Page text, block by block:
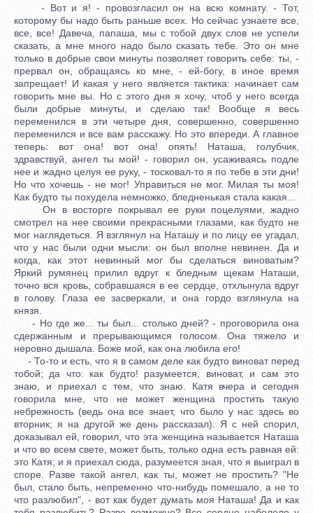
- Вот и я! - провозгласил он на всю комнату. - Тот,
которому бы надо быть раньше всех. Но сейчас узнаете все,
все, все! Давеча, папаша, мы с тобой двух слов не успели
сказать, а мне много надо было сказать тебе. Это он мне
только в добрые свои минуты позволяет говорить себе: ты, -
прервал он, обращаясь ко мне, - ей-богу, в иное время
запрещает! И какая у него является тактика: начинает сам
говорить мне вы. Но с этого дня я хочу, чтоб у него всегда
были добрые минуты, и сделаю так! Вообще я весь
переменился в эти четыре дня, совершенно, совершенно
переменился и все вам расскажу. Но это впереди. А главное
теперь: вот она! вот она! опять! Наташа, голубчик,
здравствуй, ангел ты мой! - говорил он, усаживаясь подле
нее и жадно целуя ее руку, - тосковал-то я по тебе в эти дни!
Но что хочешь - не мог! Управиться не мог. Милая ты моя!
Как будто ты похудела немножко, бледненькая стала какая...
Он в восторге покрывал ее руки поцелуями, жадно
смотрел на нее своими прекрасными глазами, как будто не
мог наглядеться. Я взглянул на Наташу и по лицу ее угадал,
что у нас были одни мысли: он был вполне невинен. Да и
когда, как этот невинный мог бы сделаться виноватым?
Яркий румянец прилил вдруг к бледным щекам Наташи,
точно вся кровь, собравшаяся в ее сердце, отхлынула вдруг
в голову. Глаза ее засверкали, и она гордо взглянула на
князя.
- Но где же... ты был... столько дней? - проговорила она
сдержанным и прерывающимся голосом. Она тяжело и
неровно дышала. Боже мой, как она любила его!
- То-то и есть, что я в самом деле как будто виноват перед
тобой; да что: как будто! разумеется, виноват, и сам это
знаю, и приехал с тем, что знаю. Катя вчера и сегодня
говорила мне, что не может женщина простить такую
небрежность (ведь она все знает, что было у нас здесь во
вторник; я на другой же день рассказал). Я с ней спорил,
доказывал ей, говорил, что эта женщина называется Наташа
и что во всем свете, может быть, только одна есть равная ей:
это Катя; и я приехал сюда, разумеется зная, что я выиграл в
споре. Разве такой ангел, как ты, может не простить? "Не
был, стало быть, непременно что-нибудь помешало, а не то
что разлюбил", - вот как будет думать моя Наташа! Да и как